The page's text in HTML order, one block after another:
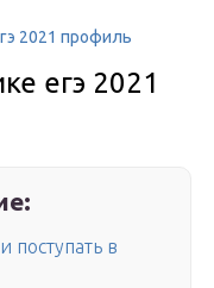
2021 профиль
егэ 2021
поступать в